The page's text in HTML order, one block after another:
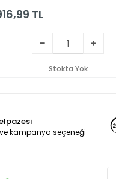
TL
Stokta Yok
kampanya seçeneği